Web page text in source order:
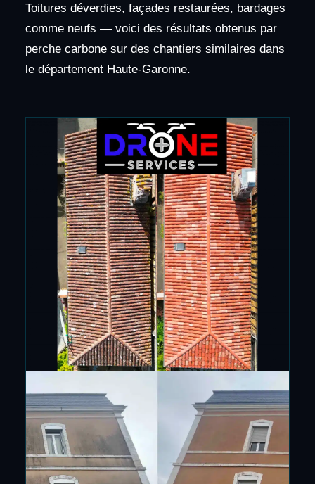
Toitures déverdies, façades restaurées, bardages
comme neufs — voici des résultats obtenus par
perche carbone sur des chantiers similaires dans
le département Haute-Garonne.